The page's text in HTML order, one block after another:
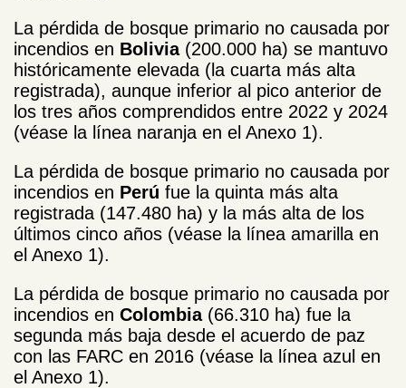
La pérdida de bosque primario no causada por
incendios en Bolivia(200.000 ha) se mantuvo
históricamente elevada (la cuarta más alta
registrada), aunque inferior al pico anterior de
los tres años comprendidos entre 2022 y 2024
(véase la línea naranja en el Anexo 1).
La pérdida de bosque primario no causada por
incendios en Perú fue la quinta más alta
registrada (147.480 ha) y la más alta de los
últimos cinco años (véase la línea amarilla en
el Anexo 1).
La pérdida de bosque primario no causada por
incendios en Colombia(66.310 ha) fue la
segunda más baja desde el acuerdo de paz
con las FARC en 2016 (véase la línea azul en
el Anexo 1).